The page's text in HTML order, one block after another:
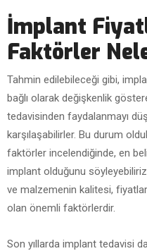
İmplant
Faktörler
Tahmin edilebileceği gibi,
bağlı olarak değişkenlik
tedavisinden faydalanmayı
karşılaşabilirler. Bu durum
faktörler incelendiğinde, en
implant olduğunu
ve malzemenin kalitesi,
olan önemli faktörlerdir.
Son yıllarda implant tedavisi